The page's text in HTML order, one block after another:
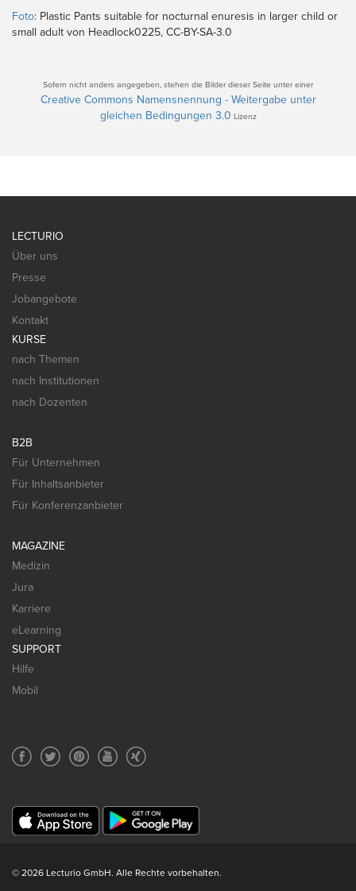
Foto: Plastic Pants suitable for nocturnal enuresis in larger child or
small adult von Headlock0225, CC-BY-SA-3.0
Sofern nicht anders angegeben, stehen die Bilder dieser Seite unter einer
Creative Commons Namensnennung - Weitergabe unter
gleichen Bedingungen 3.0 Lizenz
LECTURIO
Über uns
Presse
Jobangebote
Kontakt
KURSE
nach Themen
nach Institutionen
nach Dozenten
B2B
Für Unternehmen
Für Inhaltsanbieter
Für Konferenzanbieter
MAGAZINE
Medizin
Jura
Karriere
eLearning
SUPPORT
Hilfe
Mobil
© 2026 Lecturio GmbH. Alle Rechte vorbehalten.